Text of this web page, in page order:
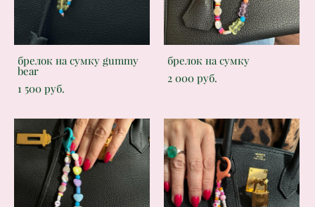
брелок на сумку gummy
bear
1 500 pуб.
брелок на сумку
2 000 pуб.